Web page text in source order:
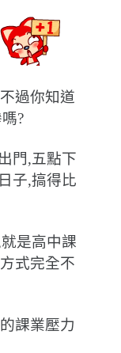
過你知道
?
門,五點下
子,搞得比
是高中課
式完全不
課業壓力